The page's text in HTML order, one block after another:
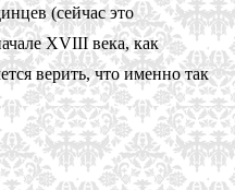
(сейчас это
XVIII века, как
верить, что именно так